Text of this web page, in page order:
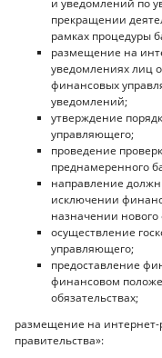
и уведомлений по
прекращении
рамках процедуры
размещение на
уведомлениях лиц
финансовых
уведомлений;
утверждение
управляющего;
проведение
преднамеренного
направление
исключении
назначении
осуществление
управляющего;
предоставление
финансовом
обязательствах;
размещение на интернет-
правительства»: